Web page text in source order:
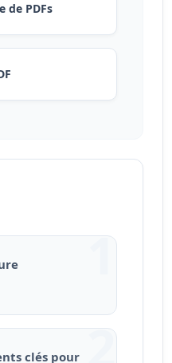
de PDFs
1
2
clés pour